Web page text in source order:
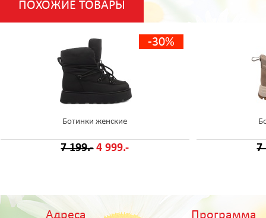
ПОХОЖИЕ ТОВАРЫ
-30%
Ботинки женские
7 199.- 4 999.- 7
Адреса
Программа